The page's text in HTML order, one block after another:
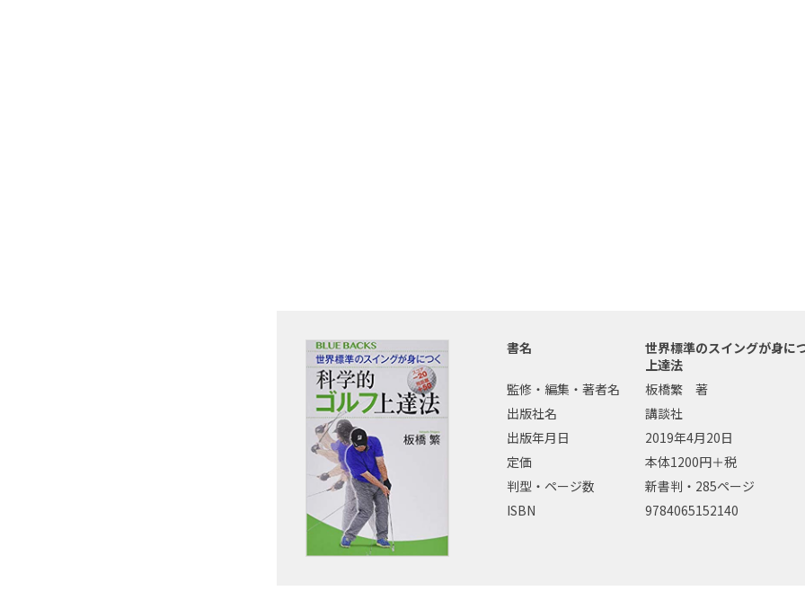
書名
世界標準のスイングが身に
上達法
監修・編集・著者名
板橋繁 著
出版社名
講談社
出版年月日
2019年4月20日
定価
本体1200円＋税
判型・ページ数
新書判・285ページ
ISBN
9784065152140